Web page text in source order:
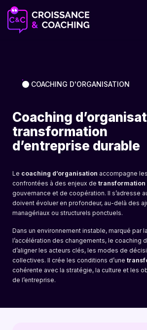
COACHING D'ORGANISATION
Coaching
transformation
d’entreprise durable
Le coaching d’organisation accompagne
confrontées à des enjeux de transformation
gouvernance et de coopération. Il s’adresse
doivent évoluer en profondeur, au-delà des
managériaux ou structurels ponctuels.
Dans un environnement instable, marqué par
l’accélération des changements, le coaching
d’aligner les acteurs clés, les modes de
collectives. Il crée les conditions d’une
cohérente avec la stratégie, la culture et les
de l’entreprise.